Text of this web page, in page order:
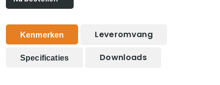
Kenmerken Leveromvang
Specificaties Downloads